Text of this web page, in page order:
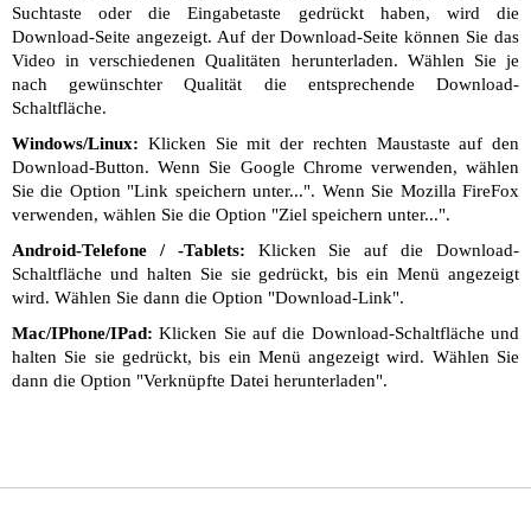
Suchtaste oder die Eingabetaste gedrückt haben, wird die
Download-Seite angezeigt. Auf der Download-Seite können Sie das
Video in verschiedenen Qualitäten herunterladen. Wählen Sie je
nach gewünschter Qualität die entsprechende Download-
Schaltfläche.
Windows/Linux: Klicken Sie mit der rechten Maustaste auf den
Download-Button. Wenn Sie Google Chrome verwenden, wählen
Sie die Option "Link speichern unter...". Wenn Sie Mozilla FireFox
verwenden, wählen Sie die Option "Ziel speichern unter...".
Android-Telefone / -Tablets: Klicken Sie auf die Download-
Schaltfläche und halten Sie sie gedrückt, bis ein Menü angezeigt
wird. Wählen Sie dann die Option "Download-Link".
Mac/IPhone/IPad: Klicken Sie auf die Download-Schaltfläche und
halten Sie sie gedrückt, bis ein Menü angezeigt wird. Wählen Sie
dann die Option "Verknüpfte Datei herunterladen".